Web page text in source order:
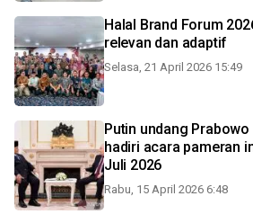
Halal Brand Forum
relevan dan adaptif
Selasa, 21 April 2026 15:49
Putin undang
hadiri acara pameran
Juli 2026
Rabu, 15 April 2026 6:48